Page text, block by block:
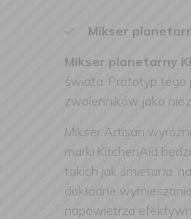
Mikser
Mikser planetarny
świata. Prototyp tego
zwolenników jako
Mikser Artisan
marki KitchenAid
takich jak śmietana,
dokładne
napowietrza